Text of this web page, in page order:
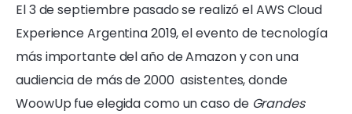
El 3 de septiembre pasado se realizó el AWS Cloud
Experience Argentina 2019, el evento de tecnología
más importante del año de Amazon y con una
audiencia de más de 2000 asistentes, donde
WoowUp fue elegida como un caso de Grandes